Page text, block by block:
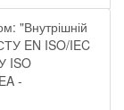
"Внутрішній
EN ISO/IEC
ISO
-